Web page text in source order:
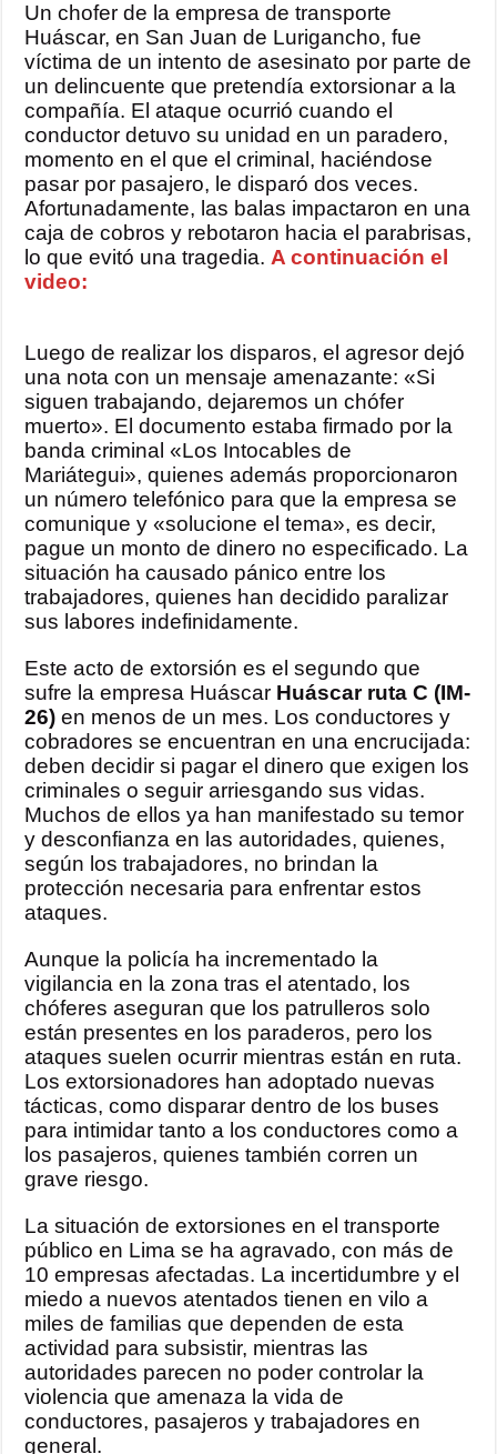
Un chofer de la empresa de transporte
Huáscar, en San Juan de Lurigancho, fue
víctima de un intento de asesinato por parte de
un delincuente que pretendía extorsionar a la
compañía. El ataque ocurrió cuando el
conductor detuvo su unidad en un paradero,
momento en el que el criminal, haciéndose
pasar por pasajero, le disparó dos veces.
Afortunadamente, las balas impactaron en una
caja de cobros y rebotaron hacia el parabrisas,
lo que evitó una tragedia.A continuación el
video:
Luego de realizar los disparos, el agresor dejó
una nota con un mensaje amenazante: «Si
siguen trabajando, dejaremos un chófer
muerto». El documento estaba firmado por la
banda criminal «Los Intocables de
Mariátegui», quienes además proporcionaron
un número telefónico para que la empresa se
comunique y «solucione el tema», es decir,
pague un monto de dinero no especificado. La
situación ha causado pánico entre los
trabajadores, quienes han decidido paralizar
sus labores indefinidamente.
Este acto de extorsión es el segundo que
sufre la empresa Huáscar Huáscar ruta C (IM-
26) en menos de un mes. Los conductores y
cobradores se encuentran en una encrucijada:
deben decidir si pagar el dinero que exigen los
criminales o seguir arriesgando sus vidas.
Muchos de ellos ya han manifestado su temor
y desconfianza en las autoridades, quienes,
según los trabajadores, no brindan la
protección necesaria para enfrentar estos
ataques.
Aunque la policía ha incrementado la
vigilancia en la zona tras el atentado, los
chóferes aseguran que los patrulleros solo
están presentes en los paraderos, pero los
ataques suelen ocurrir mientras están en ruta.
Los extorsionadores han adoptado nuevas
tácticas, como disparar dentro de los buses
para intimidar tanto a los conductores como a
los pasajeros, quienes también corren un
grave riesgo.
La situación de extorsiones en el transporte
público en Lima se ha agravado, con más de
10 empresas afectadas. La incertidumbre y el
miedo a nuevos atentados tienen en vilo a
miles de familias que dependen de esta
actividad para subsistir, mientras las
autoridades parecen no poder controlar la
violencia que amenaza la vida de
conductores, pasajeros y trabajadores en
general.